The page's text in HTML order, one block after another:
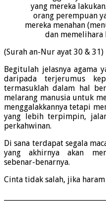
yang mereka
orang perempuan
mereka menahan
dan memelihara
(Surah an-Nur ayat 30 & 31)
Begitulah jelasnya agama
daripada terjerumus
termasuklah dalam hal
melarang manusia untuk
menggalakkannya tetapi
yang lebih terpimpin,
perkahwinan.
Di sana terdapat segala
yang akhirnya akan
sebenar-benarnya.
Cinta tidak salah, jika